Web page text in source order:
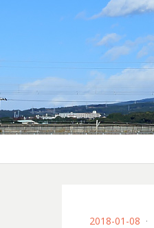
POSTED
2018-01-08